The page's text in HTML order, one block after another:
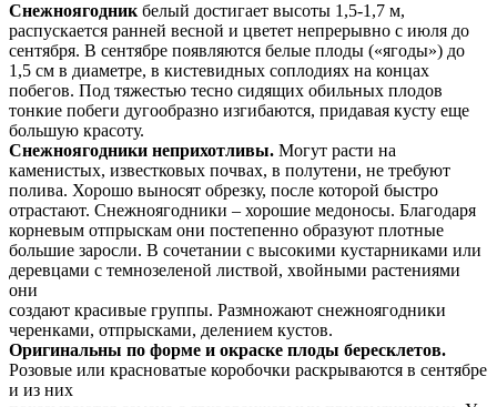
Снежноягодникбелый достигает высоты 1,5-1,7 м,
распускается ранней весной и цветет непрерывно с июля до
сентября. В сентябре появляются белые плоды («ягоды») до
1,5 см в диаметре, в кистевидных соплодиях на концах
побегов. Под тяжестью тесно сидящих обильных плодов
тонкие побеги дугообразно изгибаются, придавая кусту еще
большую красоту.
Снежноягодники неприхотливы. Могут расти на
каменистых, известковых почвах, в полутени, не требуют
полива. Хорошо выносят обрезку, после которой быстро
отрастают. Снежноягодники – хорошие медоносы. Благодаря
корневым отпрыскам они постепенно образуют плотные
большие заросли. В сочетании с высокими кустарниками или
деревцами с темно­зеленой листвой, хвойными растениями
они
создают красивые группы. Размножают снежноягодники
черенками, отпрысками, делением кустов.
Оригинальны по форме и окраске плоды бересклетов.
Розовые или красноватые коробочки раскрываются в сентябре
и из них